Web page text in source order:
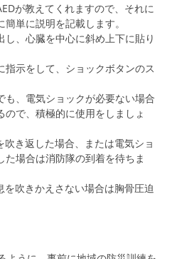
が教えてくれますので、それに
単に説明を記載します。
し、心臓を中心に斜め上下に貼り
指示をして、ショックボタンのス
、電気ショックが必要ない場合
ので、積極的に使用をしましょ
吹き返した場合、または電気ショ
た場合は消防隊の到着を待ちま
を吹きかえさない場合は胸骨圧迫